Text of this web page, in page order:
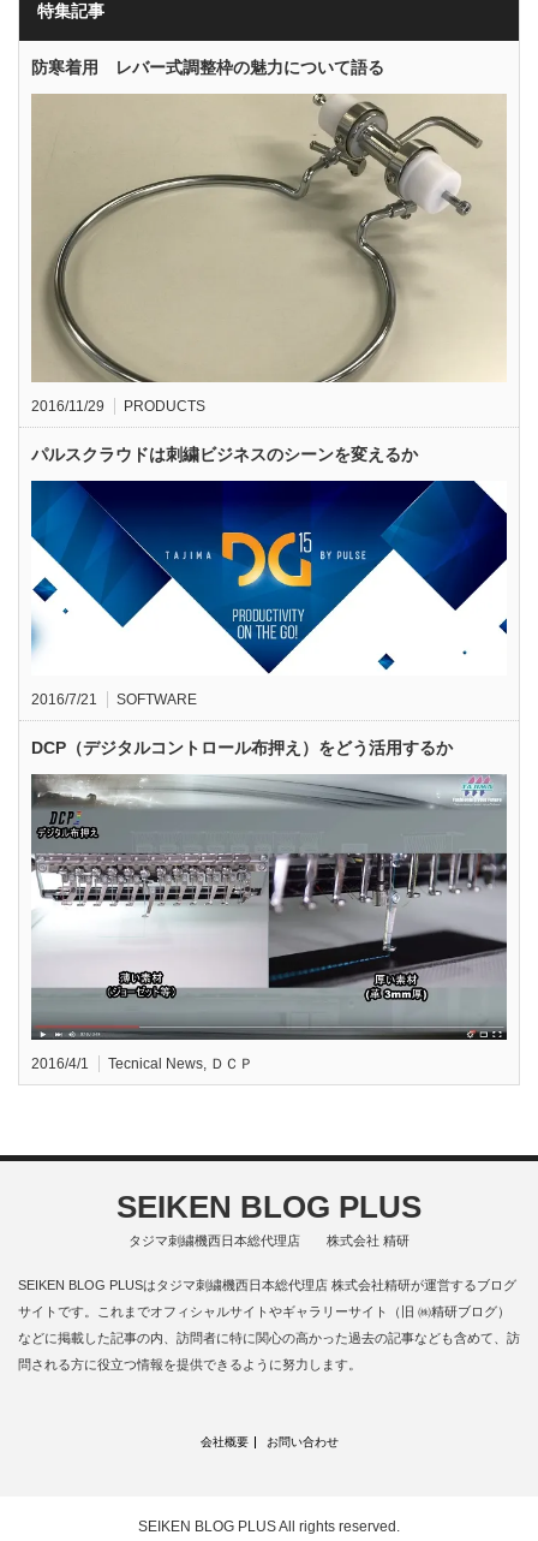
特集記事
防寒着用 レバー式調整枠の魅力について語る
2016/11/29 PRODUCTS
パルスクラウドは刺繍ビジネスのシーンを変えるか
2016/7/21 SOFTWARE
DCP（デジタルコントロール布押え）をどう活用するか
2016/4/1 Tecnical News, ＤＣＰ
SEIKEN BLOG PLUS
タジマ刺繍機西日本総代理店 株式会社 精研
SEIKEN BLOG PLUSはタジマ刺繍機西日本総代理店 株式会社精研が運営するブログ
サイトです。これまでオフィシャルサイトやギャラリーサイト（旧 ㈱精研ブログ）
などに掲載した記事の内、訪問者に特に関心の高かった過去の記事なども含めて、訪
問される方に役立つ情報を提供できるように努力します。
会社概要 お問い合わせ
SEIKEN BLOG PLUSAll rights reserved.